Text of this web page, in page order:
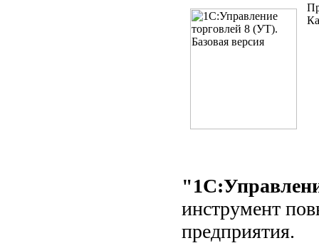
инструмент
предприятия.